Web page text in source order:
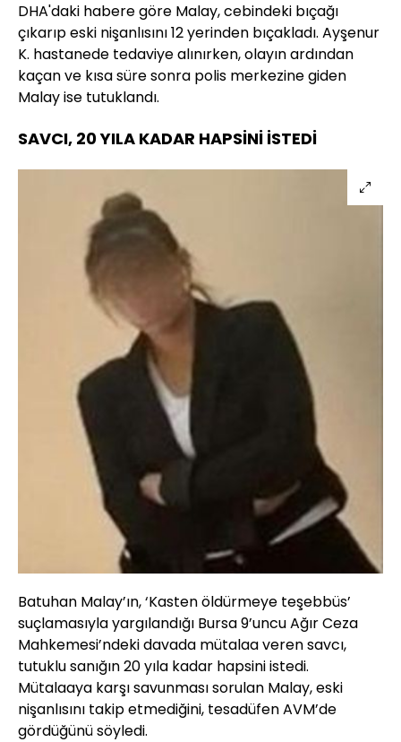
DHA'daki habere göre Malay, cebindeki bıçağı
çıkarıp eski nişanlısını 12 yerinden bıçakladı. Ayşenur
K. hastanede tedaviye alınırken, olayın ardından
kaçan ve kısa süre sonra polis merkezine giden
Malay ise tutuklandı.
SAVCI, 20 YILA KADAR HAPSİNİ İSTEDİ
Batuhan Malay’ın, ‘Kasten öldürmeye teşebbüs’
suçlamasıyla yargılandığı Bursa 9’uncu Ağır Ceza
Mahkemesi’ndeki davada mütalaa veren savcı,
tutuklu sanığın 20 yıla kadar hapsini istedi.
Mütalaaya karşı savunması sorulan Malay, eski
nişanlısını takip etmediğini, tesadüfen AVM’de
gördüğünü söyledi.